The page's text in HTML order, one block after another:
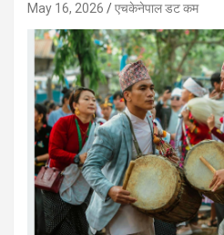
May 16, 2026 एचकेनेपाल डट कम